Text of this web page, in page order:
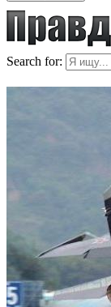
Search for: